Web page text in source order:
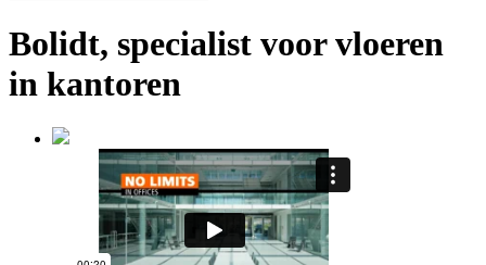
Bolidt, specialist voor vloeren
in kantoren